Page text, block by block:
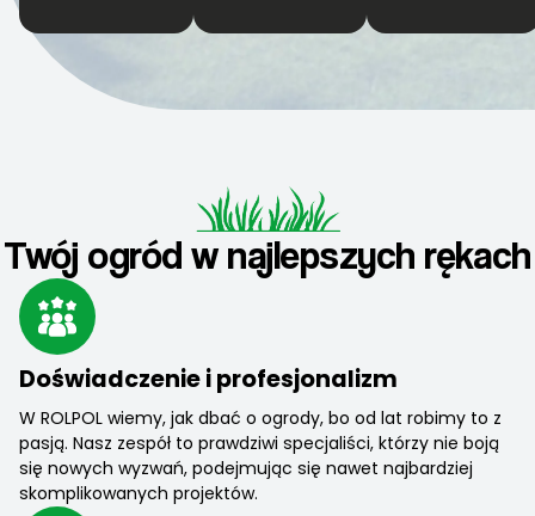
Twój ogród w najlepszych rękach
Doświadczenie i profesjonalizm
W ROLPOL wiemy, jak dbać o ogrody, bo od lat robimy to z
pasją. Nasz zespół to prawdziwi specjaliści, którzy nie boją
się nowych wyzwań, podejmując się nawet najbardziej
skomplikowanych projektów.